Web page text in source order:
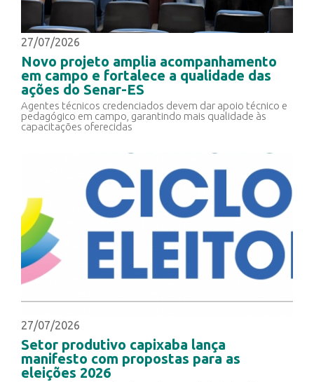
27/07/2026
Novo projeto amplia acompanhamento
em campo e fortalece a qualidade das
ações do Senar-ES
Agentes técnicos credenciados devem dar apoio técnico e
pedagógico em campo, garantindo mais qualidade às
capacitações oferecidas
27/07/2026
Setor produtivo capixaba lança
manifesto com propostas para as
eleições 2026